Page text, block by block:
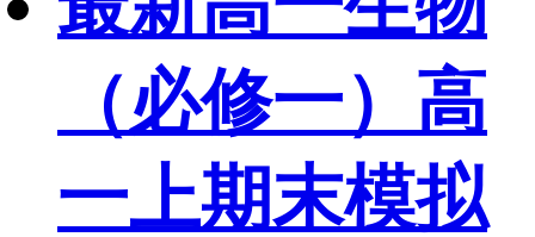
（必修一）高
一上期末模拟